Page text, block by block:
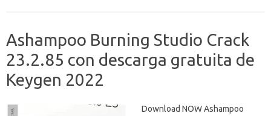
Ashampoo Burning Studio Crack
23.2.85 con descarga gratuita de
Keygen 2022
Download NOW Ashampoo